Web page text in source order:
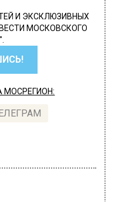
И ЭКСКЛЮЗИВНЫХ
МОСКОВСКОГО
МОСРЕГИОН: